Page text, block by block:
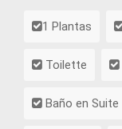
1 Plantas
Toilette
Baño en Suite